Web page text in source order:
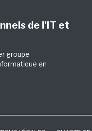
de l’IT et
groupe
en